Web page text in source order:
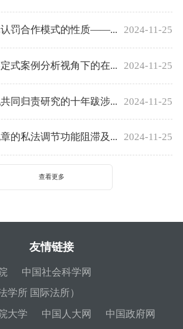
2024-11-25
认罚合作模式的性质——...
2024-11-25
式案例分析视角下的在...
2024-11-25
同归责研究的十年跋涉...
2024-11-25
的私法调节功能阻滞及...
查看更多
友情链接
中国社会科学网
学所 国际法所）
大学
中国人大网
中国政府网